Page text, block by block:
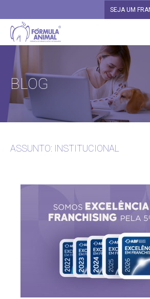
SEJA UM
BLOG
ASSUNTO: INSTITUCIONAL